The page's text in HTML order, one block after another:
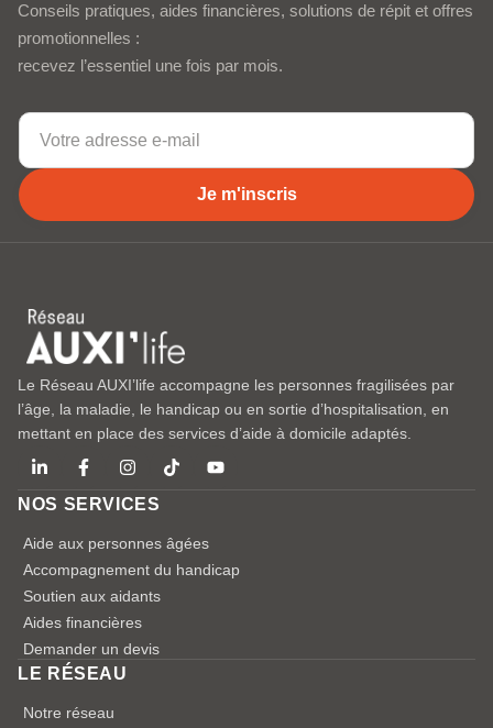
Conseils pratiques, aides financières, solutions de répit et offres
promotionnelles :
recevez l’essentiel une fois par mois.
Je m'inscris
Le Réseau AUXI’life accompagne les personnes fragilisées par
l’âge, la maladie, le handicap ou en sortie d’hospitalisation, en
mettant en place des services d’aide à domicile adaptés.
NOS SERVICES
Aide aux personnes âgées
Accompagnement du handicap
Soutien aux aidants
Aides financières
Demander un devis
LE RÉSEAU
Notre réseau